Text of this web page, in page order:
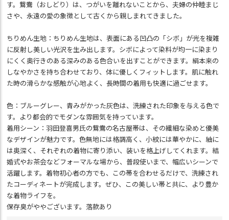
す。鴛鴦（おしどり）は、つがいを離れないことから、夫婦の仲睦まじ
さや、永遠の愛の象徴として古くから親しまれてきました。
ちりめん生地：ちりめん生地は、表面にある凹凸の「シボ」が光を複雑
に反射し美しい光沢を生み出します。シボによって染料が均一に染まり
にくく奥行きのある深みのある色合いを出すことができます。絹本来の
しなやかさを持ち合わせており、体に優しくフィットします。肌に触れ
た時の滑らかな感触が心地よく、長時間の着用も快適に過ごせます。
色：ブルーグレー、青みがかった灰色は、洗練された印象を与える色で
す。より都会的でモダンな雰囲気を持っています。
着用シーン：羽田登喜男氏の鴛鴦の名古屋帯は、その繊細な染めと優美
なデザインが魅力です。色無地には格調高く、小紋には華やかに、紬に
は奥深く、それぞれの着物に寄り添い、装いを格上げしてくれます。結
婚式やお茶会などフォーマルな場から、普段使いまで、幅広いシーンで
活躍します。着物初心者の方でも、この帯を合わせるだけで、洗練され
たコーディネートが完成します。ぜひ、この美しい帯と共に、より豊か
な着物ライフを。
保存臭がややございます。落款あり